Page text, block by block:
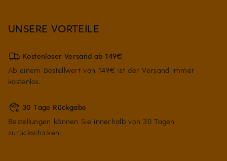
UNSERE VORTEILE
Kostenloser Versand ab 149€
Ab einem Bestellwert von 149€ ist der Versand immer
kostenlos.
30 Tage Rückgabe
Bestellungen können Sie innerhalb von 30 Tagen
zurückschicken.